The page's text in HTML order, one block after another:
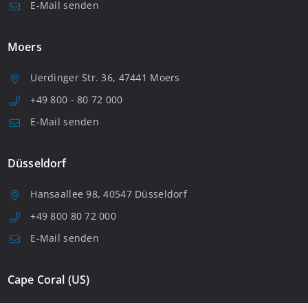
E-Mail senden
Moers
Uerdinger Str. 36, 47441 Moers
+49 800 - 80 72 000
E-Mail senden
Düsseldorf
Hansaallee 98, 40547 Düsseldorf
+49 800 80 72 000
E-Mail senden
Cape Coral (US)